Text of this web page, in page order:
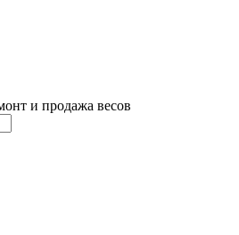
и продажа весов